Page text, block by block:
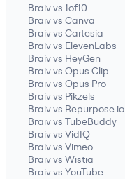
Braiv vs 1of10
Braiv vs Canva
Braiv vs Cartesia
Braiv vs ElevenLabs
Braiv vs HeyGen
Braiv vs Opus Clip
Braiv vs Opus Pro
Braiv vs Pikzels
Braiv vs Repurpose.io
Braiv vs TubeBuddy
Braiv vs VidIQ
Braiv vs Vimeo
Braiv vs Wistia
Braiv vs YouTube